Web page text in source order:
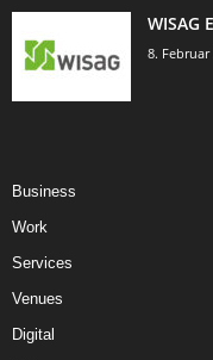
WISAG
8. Februar
Business
Work
Services
Venues
Digital